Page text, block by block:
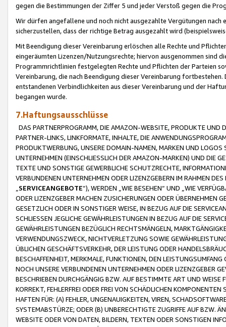
gegen die Bestimmungen der Ziffer 5 und jeder Verstoß gegen die
Wir dürfen angefallene und noch nicht ausgezahlte Vergütungen
sicherzustellen, dass der richtige Betrag ausgezahlt wird
Mit Beendigung dieser Vereinbarung erlöschen alle Rechte und
eingeräumten Lizenzen/Nutzungsrechte; hiervon ausgenommen sind
Programmrichtlinien festgelegten Rechte und Pflichten der Parteien
Vereinbarung, die nach Beendigung dieser Vereinbarung
entstandenen Verbindlichkeiten aus dieser Vereinbarung und der
begangen wurde.
7.Haftungsausschlüsse
DAS PARTNERPROGRAMM, DIE AMAZON-WEBSITE, PRODUKTE UND
PARTNER-LINKS, LINKFORMATE, INHALTE, DIE
PRODUKTWERBUNG, UNSERE DOMAIN-NAMEN, MARKEN UND
UNTERNEHMEN (EINSCHLIESSLICH DER AMAZON-MARKEN) UND DIE
TEXTE UND SONSTIGE GEWERBLICHE SCHUTZRECHTE,
VERBUNDENEN UNTERNEHMEN ODER LIZENZGEBERN IM RAHMEN
SERVICEANGEBOTE“), WERDEN „WIE BESEHEN“ UND „WIE
ODER LIZENZGEBER MACHEN ZUSICHERUNGEN ODER ÜBERNEHMEN
GESETZLICH ODER IN SONSTIGER WEISE, IN BEZUG AUF DIE
SCHLIESSEN JEGLICHE GEWÄHRLEISTUNGEN IN BEZUG AUF DIE
GEWÄHRLEISTUNGEN BEZÜGLICH RECHTSMÄNGELN,
VERWENDUNGSZWECK, NICHTVERLETZUNG SOWIE
ÜBLICHEN GESCHÄFTSVERKEHR, DER LEISTUNG ODER
BESCHAFFENHEIT, MERKMALE, FUNKTIONEN, DEN
NOCH UNSERE VERBUNDENEN UNTERNEHMEN ODER LIZENZGEBER
BESCHRIEBEN DURCHGÄNGIG BZW. AUF BESTIMMTE ART UND
KORREKT, FEHLERFREI ODER FREI VON SCHÄDLICHEN
HAFTEN FÜR: (A) FEHLER, UNGENAUIGKEITEN, VIREN,
SYSTEMABSTÜRZE; ODER (B) UNBERECHTIGTE ZUGRIFFE AUF BZW.
WEBSITE ODER VON DATEN, BILDERN, TEXTEN ODER SONSTIGEN